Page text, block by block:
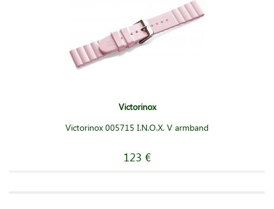
Victorinox
Victorinox 005715 I.N.O.X. V armband
123 €